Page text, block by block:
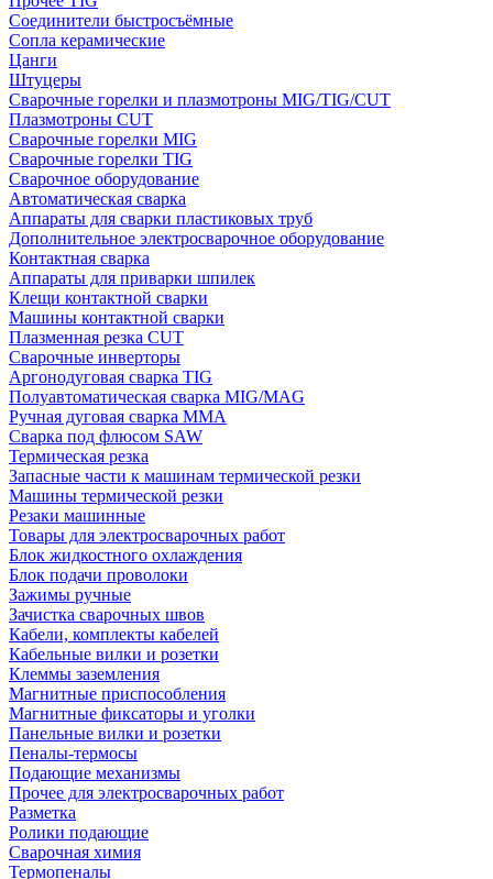
Соединители быстросъёмные
Сопла керамические
Цанги
Штуцеры
Сварочные горелки и плазмотроны MIG/TIG/CUT
Плазмотроны CUT
Сварочные горелки MIG
Сварочные горелки TIG
Сварочное оборудование
Автоматическая сварка
Аппараты для сварки пластиковых труб
Дополнительное электросварочное оборудование
Контактная сварка
Аппараты для приварки шпилек
Клещи контактной сварки
Машины контактной сварки
Плазменная резка CUT
Сварочные инверторы
Аргонодуговая сварка TIG
Полуавтоматическая сварка MIG/MAG
Ручная дуговая сварка MMA
Сварка под флюсом SAW
Термическая резка
Запасные части к машинам термической резки
Машины термической резки
Резаки машинные
Товары для электросварочных работ
Блок жидкостного охлаждения
Блок подачи проволоки
Зажимы ручные
Зачистка сварочных швов
Кабели, комплекты кабелей
Кабельные вилки и розетки
Клеммы заземления
Магнитные приспособления
Магнитные фиксаторы и уголки
Панельные вилки и розетки
Пеналы-термосы
Подающие механизмы
Прочее для электросварочных работ
Разметка
Ролики подающие
Сварочная химия
Термопеналы